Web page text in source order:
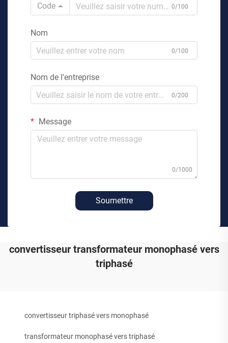
Code
0/100
Nom
0/100
Nom de l'entreprise
0/200
Message
0/1000
Soumettre
convertisseur transformateur monophasé vers
triphasé
convertisseur triphasé vers monophasé
transformateur monophasé vers triphasé